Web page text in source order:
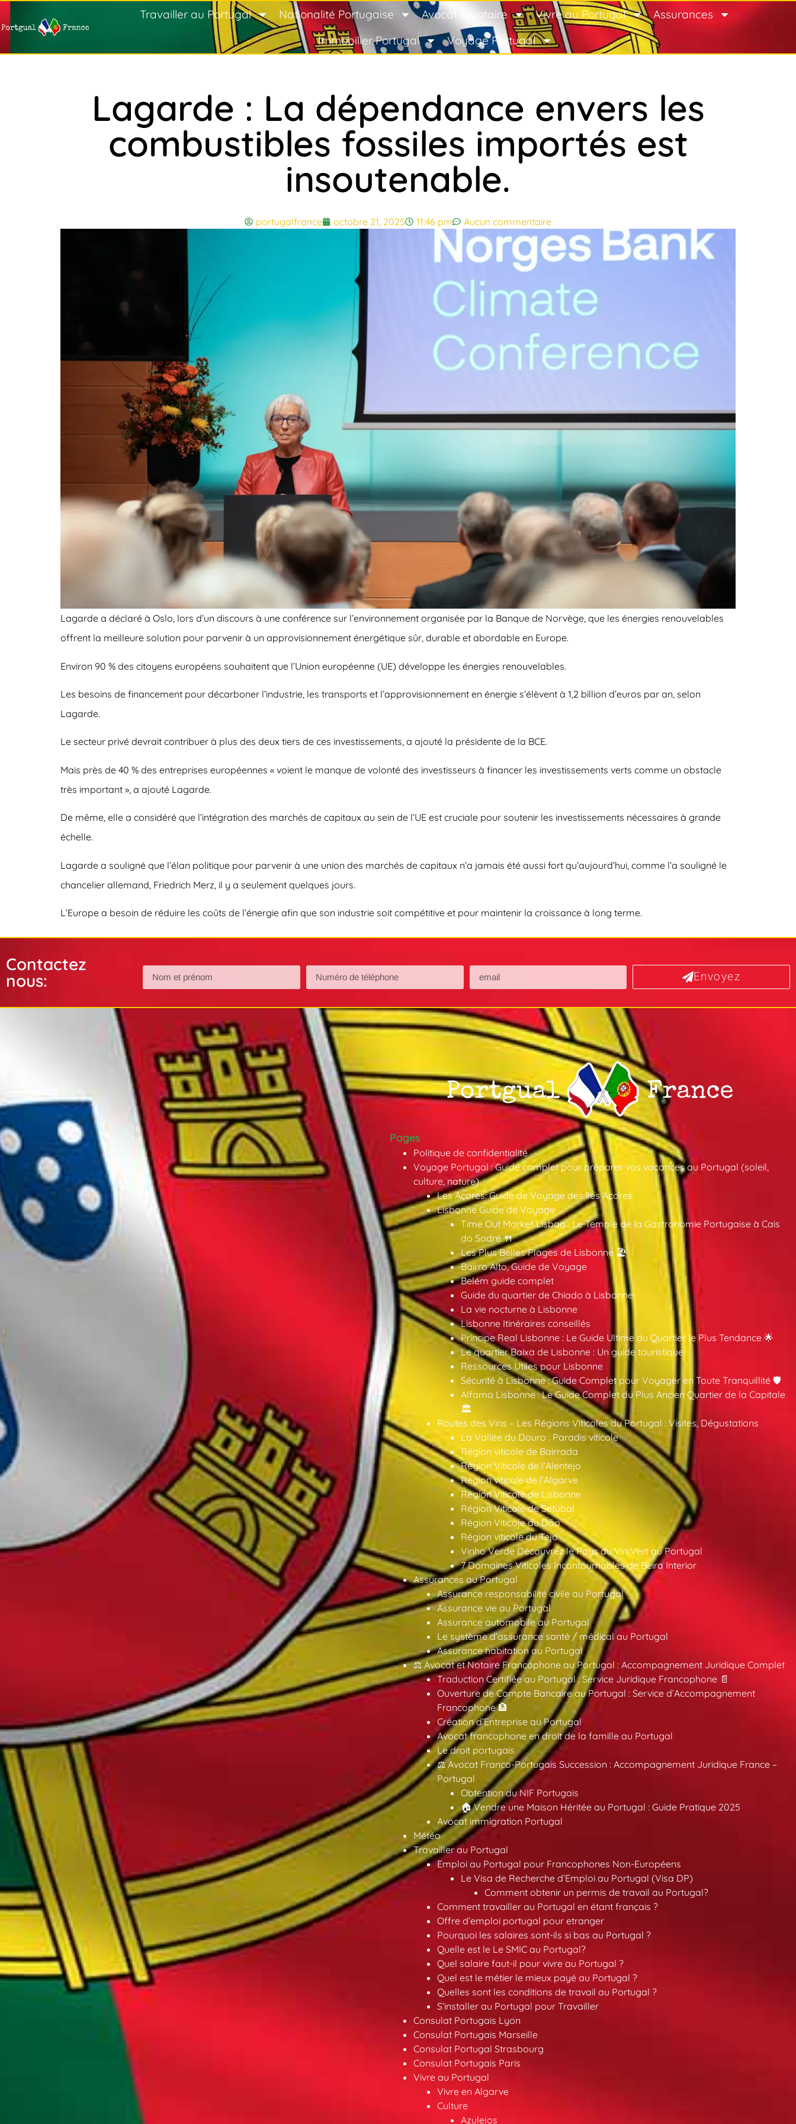
Travailler au Portugal Nationalité Portugaise Avocat / Notaire Vivre au Portugal
Assurances
Immobilier Portugal
Voyage Portugal
Lagarde : La dépendance envers les
combustibles fossiles importés est
insoutenable.
portugalfrance octobre 21, 2025 11:46 pm Aucun commentaire
Lagarde a déclaré à Oslo, lors d’un discours à une conférence sur l’environnement organisée par la Banque de Norvège, que les énergies renouvelables
offrent la meilleure solution pour parvenir à un approvisionnement énergétique sûr, durable et abordable en Europe.
Environ 90 % des citoyens européens souhaitent que l’Union européenne (UE) développe les énergies renouvelables.
Les besoins de financement pour décarboner l’industrie, les transports et l’approvisionnement en énergie s’élèvent à 1,2 billion d’euros par an, selon
Lagarde.
Le secteur privé devrait contribuer à plus des deux tiers de ces investissements, a ajouté la présidente de la BCE.
Mais près de 40 % des entreprises européennes « voient le manque de volonté des investisseurs à financer les investissements verts comme un obstacle
très important », a ajouté Lagarde.
De même, elle a considéré que l’intégration des marchés de capitaux au sein de l’UE est cruciale pour soutenir les investissements nécessaires à grande
échelle.
Lagarde a souligné que l’élan politique pour parvenir à une union des marchés de capitaux n’a jamais été aussi fort qu’aujourd’hui, comme l’a souligné le
chancelier allemand, Friedrich Merz, il y a seulement quelques jours.
L’Europe a besoin de réduire les coûts de l’énergie afin que son industrie soit compétitive et pour maintenir la croissance à long terme.
Contactez
nous:
Envoyez
Pages
Politique de confidentialité
Voyage Portugal : Guide complet pour préparer vos vacances au Portugal (soleil,
culture, nature)
Les Açores: Guide de Voyage des îles Açores
Lisbonne Guide de Voyage
Time Out Market Lisboa : Le Temple de la Gastronomie Portugaise à Cais
do Sodré 🍴
Les Plus Belles Plages de Lisbonne 🏖️
Bairro Alto, Guide de Voyage
Belém guide complet
Guide du quartier de Chiado à Lisbonne
La vie nocturne à Lisbonne
Lisbonne Itinéraires conseillés
Príncipe Real Lisbonne : Le Guide Ultime du Quartier le Plus Tendance 🌟
Le quartier Baixa de Lisbonne : Un guide touristique
Ressources Utiles pour Lisbonne
Sécurité à Lisbonne : Guide Complet pour Voyager en Toute Tranquillité 🛡️
Alfama Lisbonne : Le Guide Complet du Plus Ancien Quartier de la Capitale
🏛️
Routes des Vins – Les Régions Viticoles du Portugal : Visites, Dégustations
La Vallée du Douro : Paradis viticole
Région viticole de Bairrada
Région Viticole de l’Alentejo
Région viticole de l’Algarve
Région Viticole de Lisbonne
Région Viticole de Setúbal
Région Viticole du Dão
Région viticole du Tejo
Vinho Verde Découvrez le Pays du Vin Vert au Portugal
7 Domaines Viticoles Incontournables de Beira Interior
Assurances au Portugal
Assurance responsabilité civile au Portugal
Assurance vie au Portugal
Assurance automobile au Portugal
Le système d’assurance santé / médical au Portugal
Assurance habitation au Portugal
⚖️ Avocat et Notaire Francophone au Portugal : Accompagnement Juridique Complet
Traduction Certifiée au Portugal : Service Juridique Francophone 📄
Ouverture de Compte Bancaire au Portugal : Service d’Accompagnement
Francophone 🏦
Création d’Entreprise au Portugal
Avocat francophone en droit de la famille au Portugal
Le droit portugais
⚖️ Avocat Franco-Portugais Succession : Accompagnement Juridique France –
Portugal
Obtention du NIF Portugais
🏠 Vendre une Maison Héritée au Portugal : Guide Pratique 2025
Avocat immigration Portugal
Météo
Travailler au Portugal
Emploi au Portugal pour Francophones Non-Européens
Le Visa de Recherche d’Emploi au Portugal (Visa DP)
Comment obtenir un permis de travail au Portugal?
Comment travailler au Portugal en étant français ?
Offre d’emploi portugal pour etranger
Pourquoi les salaires sont-ils si bas au Portugal ?
Quelle est le Le SMIC au Portugal?
Quel salaire faut-il pour vivre au Portugal ?
Quel est le métier le mieux payé au Portugal ?
Quelles sont les conditions de travail au Portugal ?
S’installer au Portugal pour Travailler
Consulat Portugais Lyon
Consulat Portugais Marseille
Consulat Portugal Strasbourg
Consulat Portugais Paris
Vivre au Portugal
Vivre en Algarve
Culture
Azulejos